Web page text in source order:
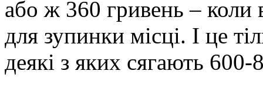
або ж 360 гривень – коли
для зупинки місці. І це
деякі з яких сягають